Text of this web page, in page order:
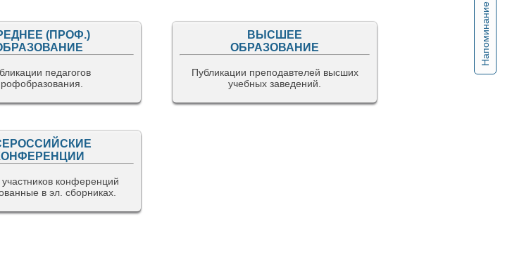
Напоминание
(ПРОФ.)
педагогов
ВЫСШЕЕ
ОБРАЗОВАНИЕ
Публикации преподавтелей высших
учебных заведений.
конференций
в эл. сборниках.